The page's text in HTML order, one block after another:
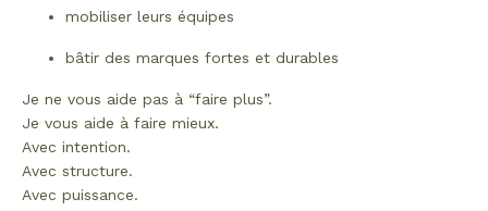
mobiliser leurs équipes
bâtir des marques fortes et durables
Je ne vous aide pas à “faire plus”.
Je vous aide à faire mieux.
Avec intention.
Avec structure.
Avec puissance.